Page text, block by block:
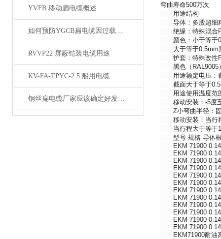
YVFB 移动扁电缆概述
如何预防YGCB扁电缆因过载而起火
RVVP22 屏蔽铠装电缆用途
KV-FA-TPYC-2.5 船用电缆
钢丝扁电缆厂家应该确定好发展方向
弯曲寿命500万次
用途结构
导体：多股超细精
绝缘：特殊混合
颜色：小于等于
大于等于0.5mm
护套：特殊改性
黑色（RAL9005
用途额定电压：
截面大于等于0.5
用途使用温度范
移动安装：-5度
Z小弯曲半径：固
移动安装：当行程
当行程大于等于
型号 规格 导体根
EKM 71900
EKM 71900
EKM 71900
EKM 71900
EKM 71900
EKM 71900
EKM 71900
EKM 71900
EKM 71900
EKM 71900
EKM 71900
EKM 71900
EKM71900耐油高